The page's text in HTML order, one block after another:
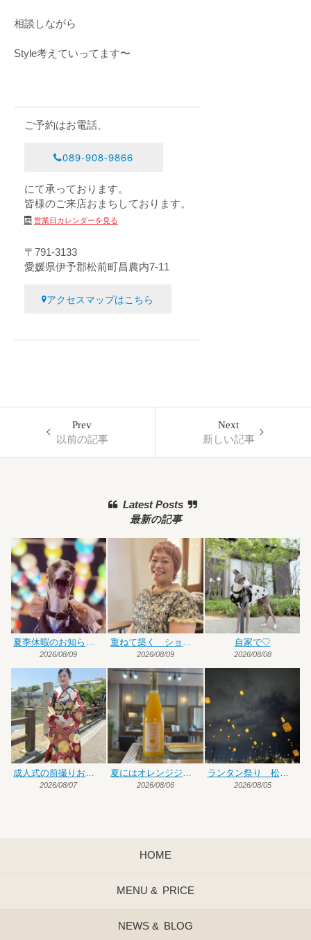
相談しながら
Style考えていってます〜
ご予約はお電話、
089-908-9866
にて承っております。
皆様のご来店おまちしております。
営業日カレンダーを見る
〒791-3133
愛媛県伊予郡松前町昌農内7-11
アクセスマップはこちら
Prev
以前の記事
Next
新しい記事
Latest Posts
最新の記事
夏季休暇のお知らせです
2026/08/09
重ねて築く ショート×ハイトーンカラー
2026/08/09
自家で♡
2026/08/08
2026/08/07 2026/08/06
ランタン祭り 松前編
2026/08/05
HOME
MENU & PRICE
NEWS & BLOG